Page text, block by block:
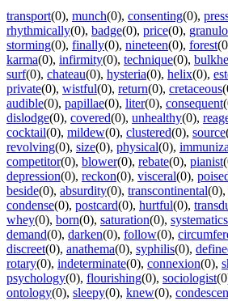
transport(0), munch(0), consenting(0),
rhythmically(0), badge(0), price(0),
storming(0), finally(0), nineteen(0), forest
karma(0), infirmity(0), technique(0),
surf(0), chateau(0), hysteria(0), helix(0),
private(0), wistful(0), return(0), cretaceous
audible(0), papillae(0), liter(0), consequent
dislodge(0), covered(0), unhealthy(0),
cocktail(0), mildew(0), clustered(0), source
revolving(0), size(0), physical(0),
competitor(0), blower(0), rebate(0), pianist
depression(0), reckon(0), visceral(0),
beside(0), absurdity(0), transcontinental(0),
condense(0), postcard(0), hurtful(0),
whey(0), born(0), saturation(0), systematics
demand(0), darken(0), follow(0),
discreet(0), anathema(0), syphilis(0),
rotary(0), indeterminate(0), connexion(0),
psychology(0), flourishing(0), sociologist
ontology(0), sleepy(0), knew(0),